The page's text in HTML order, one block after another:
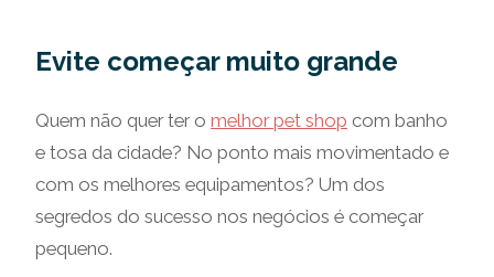
Evite começar muito grande
Quem não quer ter o melhor pet shop com banho
e tosa da cidade? No ponto mais movimentado e
com os melhores equipamentos? Um dos
segredos do sucesso nos negócios é começar
pequeno.